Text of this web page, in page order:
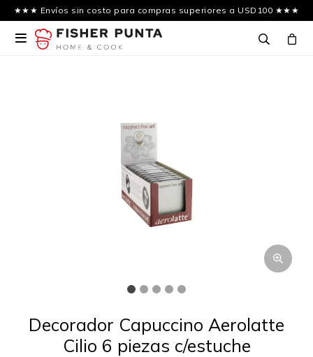
★★★ Envíos sin costo para compras superiores a USD100 ★★★

Decorador Capuccino Aerolatte
Cilio 6 piezas c/estuche